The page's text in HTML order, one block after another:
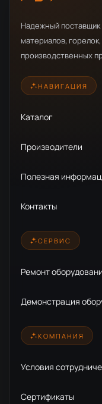
Надежный
материалов,
производственных
НАВИГАЦИЯ
Каталог
Производители
Полезная
Контакты
СЕРВИС
Ремонт
Демонстрация
КОМПАНИЯ
Условия
Сертификаты